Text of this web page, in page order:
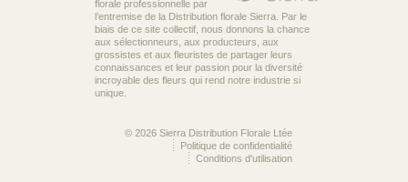
florale professionnelle par
l’entremise de la Distribution florale Sierra. Par le
biais de ce site collectif, nous donnons la chance
aux sélectionneurs, aux producteurs, aux
grossistes et aux fleuristes de partager leurs
connaissances et leur passion pour la diversité
incroyable des fleurs qui rend notre industrie si
unique.
© 2026 Sierra Distribution Florale Ltée
Politique de confidentialité
Conditions d'utilisation